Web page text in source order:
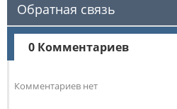
Обратная связь
0 Комментариев
Комментариев нет